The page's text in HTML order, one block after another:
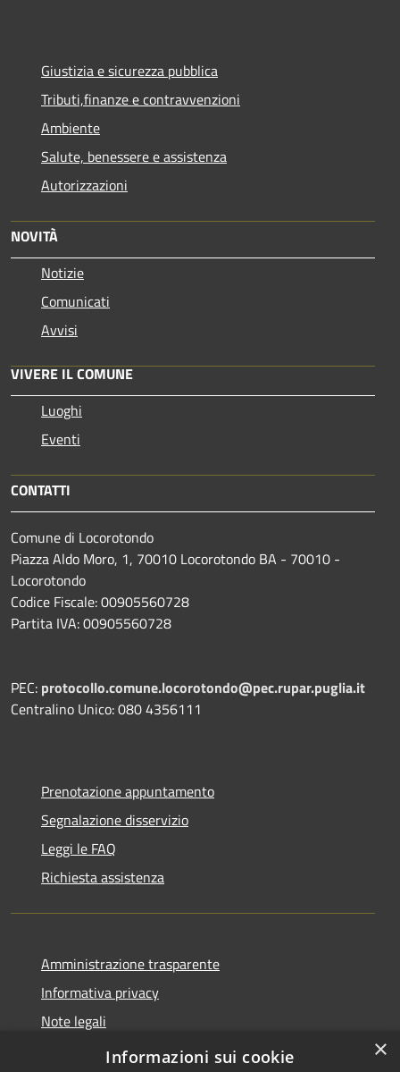
Giustizia e sicurezza pubblica
Tributi,finanze e contravvenzioni
Ambiente
Salute, benessere e assistenza
Autorizzazioni
NOVITÀ
Notizie
Comunicati
Avvisi
VIVERE IL COMUNE
Luoghi
Eventi
CONTATTI
Comune di Locorotondo
Piazza Aldo Moro, 1, 70010 Locorotondo BA - 70010 -
Locorotondo
Codice Fiscale: 00905560728
Partita IVA: 00905560728
PEC: protocollo.comune.locorotondo@pec.rupar.puglia.it
Centralino Unico: 080 4356111
Prenotazione appuntamento
Segnalazione disservizio
Leggi le FAQ
Richiesta assistenza
Amministrazione trasparente
Informativa privacy
Note legali
Dichiarazione di accessibilità
×
Informazioni sui cookie